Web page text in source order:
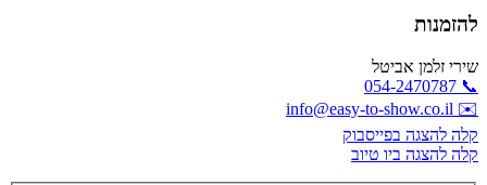
להזמנות
שירי זלמן אביטל
📞 054-2470787
✉️ info@easy-to-show.co.il
קלה להצגה בפייסבוק
קלה להצגה ביו טיוב